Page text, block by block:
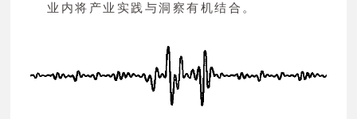
业内将产业实践与洞察有机结合。